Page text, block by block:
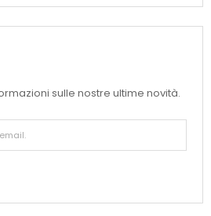
sulle nostre ultime novità.